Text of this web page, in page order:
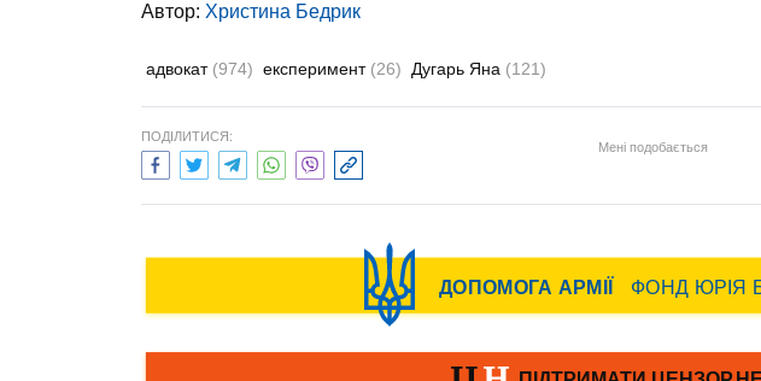
Автор: Христина Бедрик
адвокат (974) експеримент (26) Дугарь Яна (121)
ПОДІЛИТИСЯ:
Мені подобається